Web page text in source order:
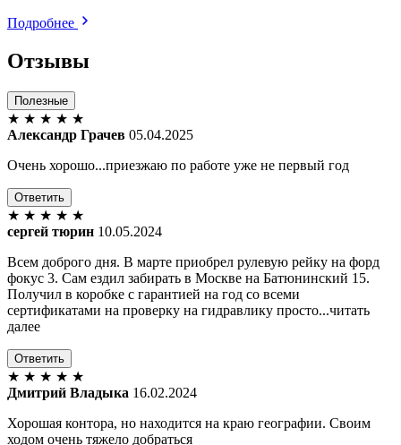
Подробнее
Отзывы
Полезные
★ ★ ★ ★ ★
Александр Грачев 05.04.2025
Очень хорошо...приезжаю по работе уже не первый год
Ответить
★ ★ ★ ★ ★
сергей тюрин 10.05.2024
Всем доброго дня. В марте приобрел рулевую рейку на форд
фокус 3. Сам ездил забирать в Москве на Батюнинский 15.
Получил в коробке с гарантией на год со всеми
сертификатами на проверку на гидравлику просто...читать
далее
Ответить
★ ★ ★ ★ ★
Дмитрий Владыка 16.02.2024
Хорошая контора, но находится на краю географии. Своим
ходом очень тяжело добраться